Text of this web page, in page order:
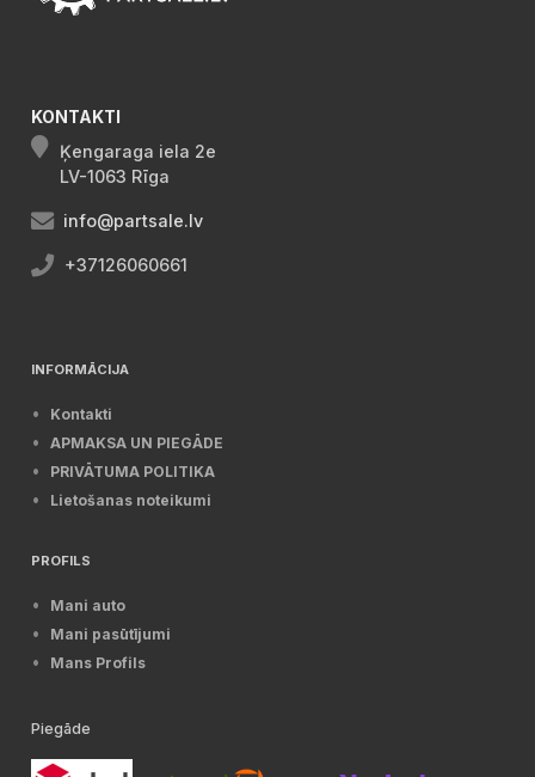
KONTAKTI
Ķengaraga iela 2e
LV-1063 Rīga
info@partsale.lv
+37126060661
INFORMĀCIJA
Kontakti
APMAKSA UN PIEGĀDE
PRIVĀTUMA POLITIKA
Lietošanas noteikumi
PROFILS
Mani auto
Mani pasūtījumi
Mans Profils
Piegāde